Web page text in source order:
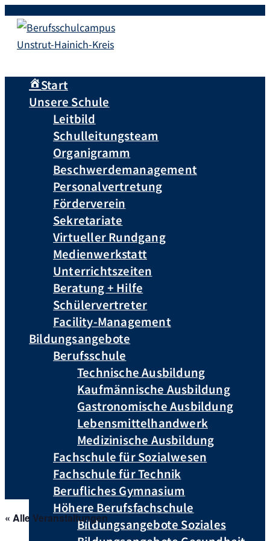
Start
Unsere Schule
Leitbild
Schulleitungsteam
Organigramm
Beschwerdemanagement
Personalvertretung
Förderverein
Sekretariate
Virtueller Rundgang
Medienwerkstatt
Unterrichtszeiten
Beratung + Hilfe
Schülervertreter
Facility-Management
Bildungsangebote
Berufsschule
Technische Ausbildung
Kaufmännische Ausbildung
Gastronomische Ausbildung
Lebensmittelhandwerk
Medizinische Ausbildung
Fachschule für Sozialwesen
Fachschule für Technik
Berufliches Gymnasium
Höhere Berufsfachschule
Bildungsangebote Soziales
« Alle Veranstaltungen